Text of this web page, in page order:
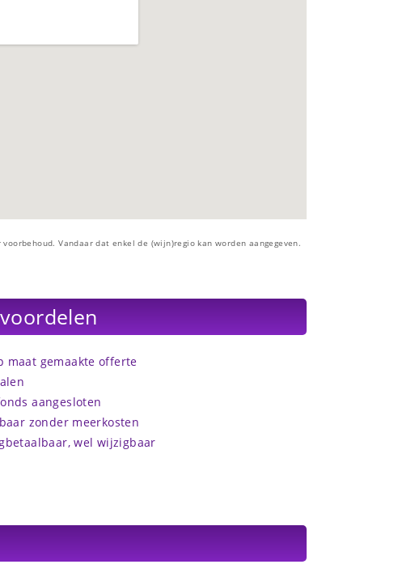
Vandaar dat enkel de (wijn)regio kan worden aangegeven.
maat gemaakte offerte
aangesloten
zonder meerkosten
wel wijzigbaar